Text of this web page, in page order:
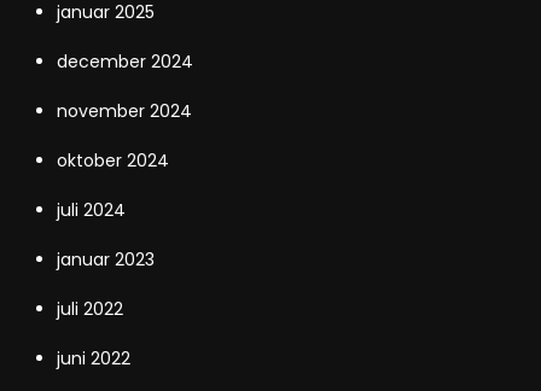
januar 2025
december 2024
november 2024
oktober 2024
juli 2024
januar 2023
juli 2022
juni 2022